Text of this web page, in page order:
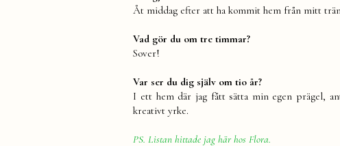
Åt middag efter att ha kommit hem från mitt
Vad gör du om tre timmar?
Sover!
Var ser du dig själv om tio år?
I ett hem där jag fått sätta min egen prägel,
kreativt yrke.
PS. Listan hittade jag här hos Flora.